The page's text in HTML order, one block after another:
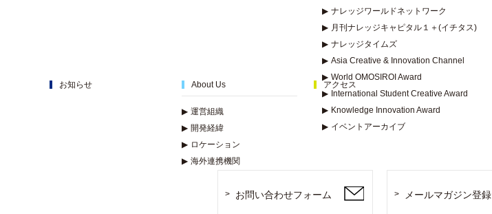
▶ ナレッジワールドネットワーク
▶ 月刊ナレッジキャピタル１＋(イチタス)
▶ ナレッジタイムズ
▶ Asia Creative & Innovation Channel
▶ World OMOSIROI Award
▶ International Student Creative Award
▶ Knowledge Innovation Award
▶ イベントアーカイブ
お知らせ About Us
▶ 運営組織
▶ 開発経緯
▶ ロケーション
▶ 海外連携機関
アクセス
お問い合わせフォーム メールマガジン登録